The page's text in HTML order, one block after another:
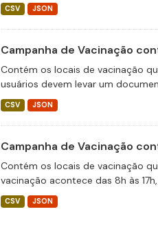
CSV JSON
Campanha de Vacinação
Contém os locais de vacinação
usuários devem levar um
CSV JSON
Campanha de Vacinação
Contém os locais de vacinação
vacinação acontece das 8h às
CSV JSON